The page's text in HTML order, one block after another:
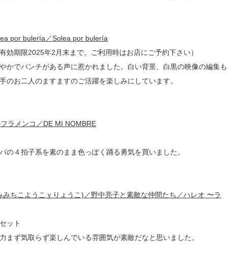
por bulería／Solea por bulería
効期限2025年2月末まで。ご利用時はお店にご予約下さい）
かでパンチがある声に惹かれました。白い背景、白黒の映像の編集も
のお二人のますますのご活躍を楽しみにしています。
ラメンコ／DE MI NOMBRE
の４拍子系を素のまま色っぽく踊る勇気を買いました。
ちこようこｙりょうこ)／野中亮子と素敵な仲間たち／ハレオ 〜ラ
ット
まず気取らず楽しんでいる雰囲気が素敵だなと思いました。